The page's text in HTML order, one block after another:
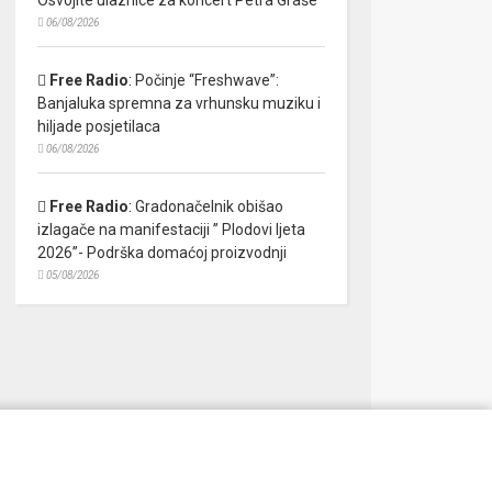
06/08/2026
Free Radio: Počinje “Freshwave”:
Banjaluka spremna za vrhunsku muziku i
hiljade posjetilaca
06/08/2026
Free Radio: Gradonačelnik obišao
izlagače na manifestaciji ” Plodovi ljeta
2026”- Podrška domaćoj proizvodnji
05/08/2026